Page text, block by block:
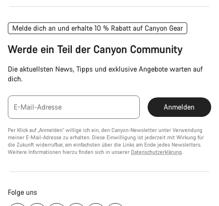
Melde dich an und erhalte 10 % Rabatt auf Canyon Gear
Werde ein Teil der Canyon Community
Die aktuellsten News, Tipps und exklusive Angebote warten auf
dich.
E-Mail-Adresse Anmelden
Per Klick auf „Anmelden“ willige ich ein, den Canyon-Newsletter unter Verwendung
meiner E-Mail-Adresse zu erhalten. Diese Einwilligung ist jederzeit mit Wirkung für
die Zukunft widerrufbar, am einfachsten über die Links am Ende jedes Newsletters.
Weitere Informationen hierzu finden sich in unserer Datenschutzerklärung.
Folge uns